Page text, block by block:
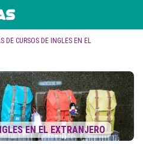
DE CURSOS DE INGLES EN EL
EN EL EXTRANJERO